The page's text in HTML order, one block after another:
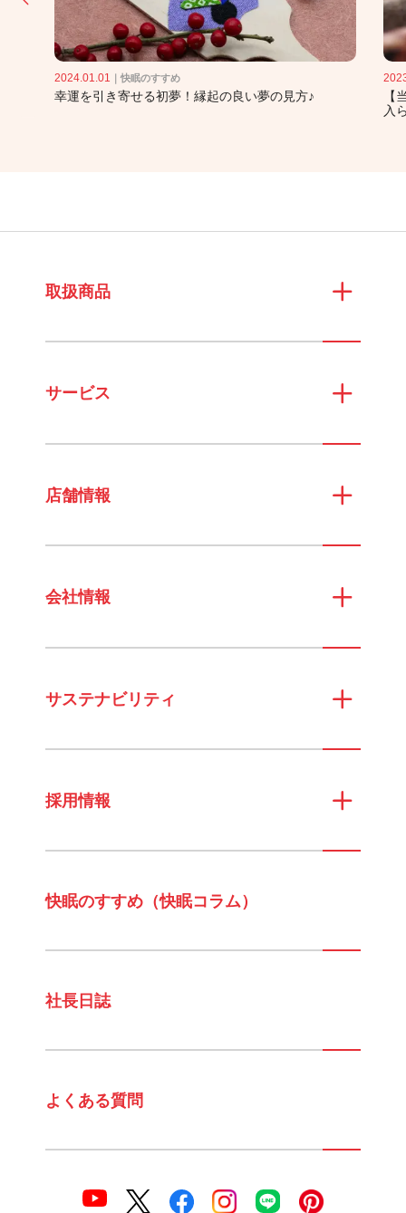
2024.01.01 ｜快眠のすすめ
幸運を引き寄せる初夢！縁起の良い夢の見方♪
【
入
取扱商品
サービス
店舗情報
会社情報
サステナビリティ
採用情報
快眠のすすめ（快眠コラム）
社長日誌
よくある質問